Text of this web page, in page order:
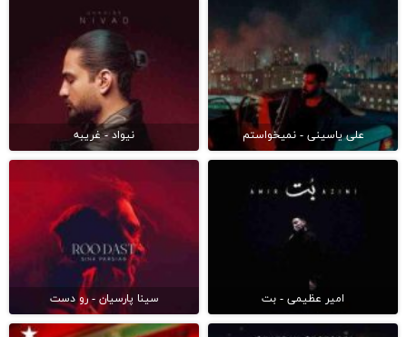
علی یاسینی - نمیخواستم نیواد - غریبه
امیر عظیمی - بت سینا پارسیان - رو دست